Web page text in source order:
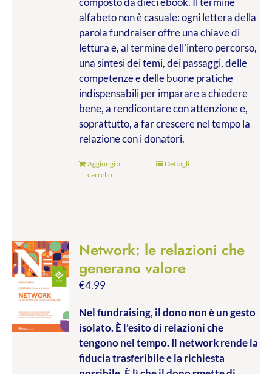
alfabeto non è casuale: ogni lettera della
parola fundraiser offre una chiave di
lettura e, al termine dell’intero percorso,
una sintesi dei temi, dei passaggi, delle
competenze e delle buone pratiche
indispensabili per imparare a chiedere
bene, a rendicontare con attenzione e,
soprattutto, a far crescere nel tempo la
relazione con i donatori.
Aggiungi al
carrello
Dettagli
Network: le relazioni che
generano valore
€4.99
Nel fundraising, il dono non è un gesto
isolato. È l’esito di relazioni che
tengono nel tempo. Il network rende la
fiducia trasferibile e la richiesta